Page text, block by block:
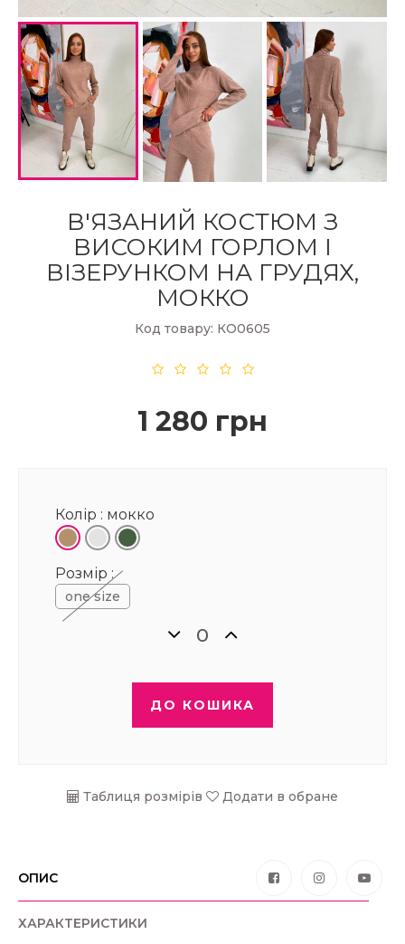
В'ЯЗАНИЙ КОСТЮМ З
ВИСОКИМ ГОРЛОМ І
ВІЗЕРУНКОМ НА ГРУДЯХ,
МОККО
Код товару: КО0605
1 280 грн
Колір : мокко
Розмір :
one size
ДО КОШИКА
Таблиця розмірів Додати в обране
ОПИС
ХАРАКТЕРИСТИКИ